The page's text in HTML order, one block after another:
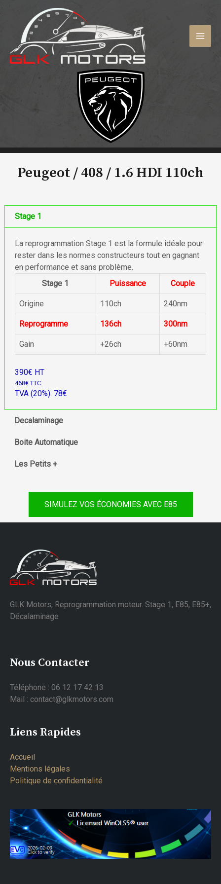
contenu
Peugeot / 408 / 1.6 HDI 110ch
Stage 1
La reprogrammation Stage 1 est la formule idéale pour
rester dans les normes constructeurs tout en gagnant
en performance et sans problème.
Stage 1
Puissance Couple
Origine 110ch 240nm
Reprogramme 136ch 300nm
Gain +26ch +60nm
390€ HT
468€ TTC
TVA (20%): 78€
Decalaminage
Boite Automatique
Les Petits +
SIMULEZ VOS ÉCONOMIES AVEC E85
GLK Motors, Reprogrammation moteur. Stage 1, E85, E85+,
Décalaminage
Nous Contacter
Téléphone : 06 12 17 42 13
Mail : contact@glkmotors.com
Liens Rapides
Accueil
Mentions légales
Politique de confidentialité